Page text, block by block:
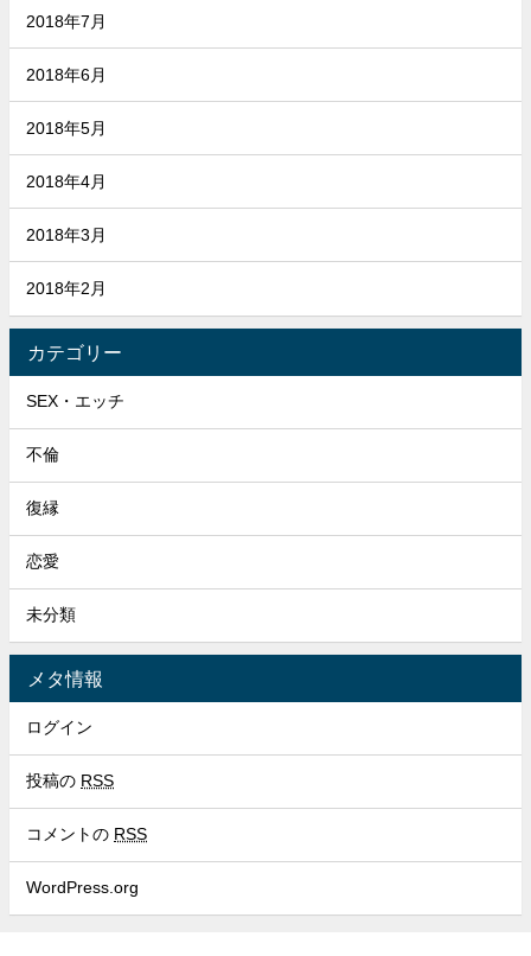
2018年7月
2018年6月
2018年5月
2018年4月
2018年3月
2018年2月
カテゴリー
SEX・エッチ
不倫
復縁
恋愛
未分類
メタ情報
ログイン
投稿の RSS
コメントの RSS
WordPress.org